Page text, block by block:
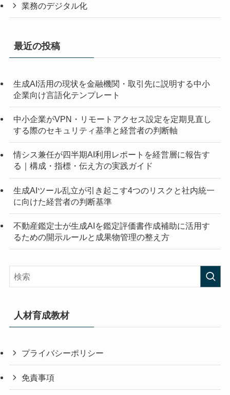
業務のデジタル化
最近の投稿
生成AI活用の現状を金融機関・取引先に説明する中小
企業向け言語化テンプレート
中小企業がVPN・リモートアクセス設定を定期見直し
する際のセキュリティ基準と経営者の判断軸
情シス兼任が四半期AI利用レポートを経営層に報告す
る｜構成・指標・伝え方の実践ガイド
生成AIツール乱立が引き起こす4つのリスクと社内統一
に向けた経営者の判断基準
不動産鑑定士が生成AIを鑑定評価書作成補助に活用す
るための開示ルールと成果物管理の整え方
人材育成教材
プライバシーポリシー
免責事項